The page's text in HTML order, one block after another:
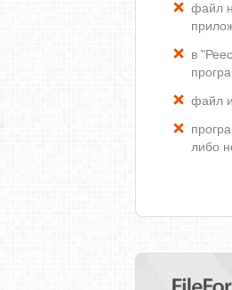
файл
в
файл
либо